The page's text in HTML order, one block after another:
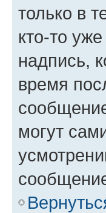
только в
кто-то
надпись,
время
могут